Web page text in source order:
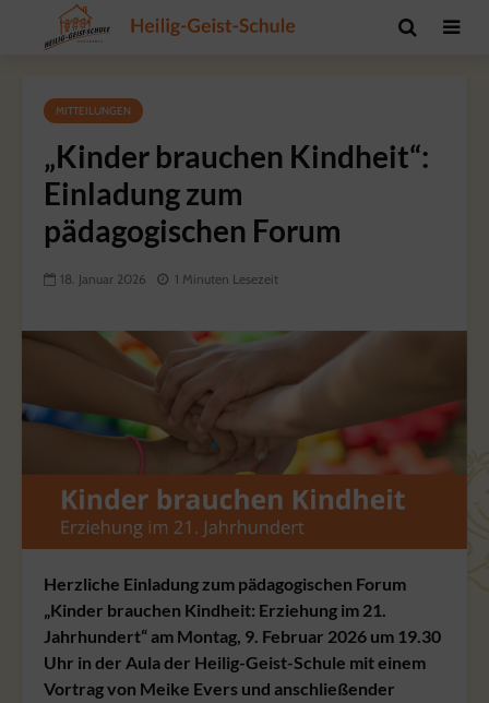
MITTEILUNGEN
„Kinder brauchen Kindheit“:
Einladung zum
pädagogischen Forum
18. Januar 2026 1 Minuten Lesezeit
Herzliche Einladung zum pädagogischen Forum
„Kinder brauchen Kindheit: Erziehung im 21.
Jahrhundert“ am Montag, 9. Februar 2026 um 19.30
Uhr in der Aula der Heilig-Geist-Schule mit einem
Vortrag von Meike Evers und anschließender